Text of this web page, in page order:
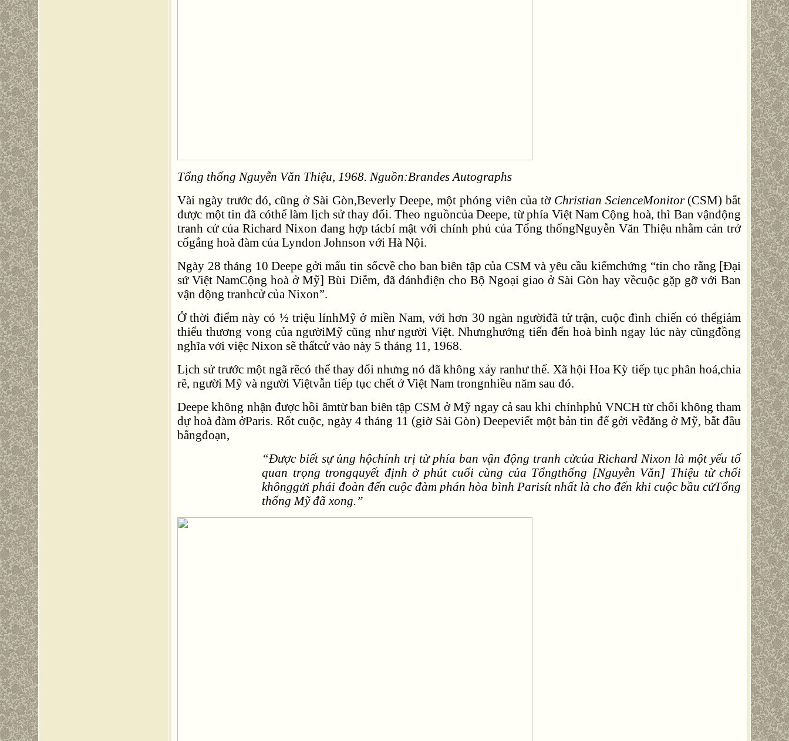
Tổng thống Nguyễn Văn Thiệu, 1968. Nguồn:Brandes Autographs
Vài ngày trước đó, cũng ở Sài Gòn,Beverly Deepe, một phóng viên của tờ Christian ScienceMonitor(CSM) bắt
được một tin đã cóthể làm lịch sử thay đổi. Theo nguồncủa Deepe, từ phía Việt Nam Cộng hoà, thì Ban vậnđộng
tranh cử của Richard Nixon đang hợp tácbí mật với chính phủ của Tổng thốngNguyễn Văn Thiệu nhằm cản trở
cốgắng hoà đàm của Lyndon Johnson với Hà Nội.
Ngày 28 tháng 10 Deepe gởi mẩu tin sốcvề cho ban biên tập của CSM và yêu cầu kiểmchứng “tin cho rằng [Đại
sứ Việt NamCộng hoà ở Mỹ] Bùi Diễm, đã đánhđiện cho Bộ Ngoại giao ở Sài Gòn hay vềcuộc gặp gỡ với Ban
vận động tranhcử của Nixon”.
Ở thời điểm này có ½ triệu línhMỹ ở miền Nam, với hơn 30 ngàn ngườiđã tử trận, cuộc đình chiến có thểgiảm
thiểu thương vong của ngườiMỹ cũng như người Việt. Nhưnghướng tiến đến hoà bình ngay lúc này cũngđồng
nghĩa với việc Nixon sẽ thấtcử vào này 5 tháng 11, 1968.
Lịch sử trước một ngã rẽcó thể thay đổi nhưng nó đã không xảy ranhư thế. Xã hội Hoa Kỳ tiếp tục phân hoá,chia
rẽ, người Mỹ và người Việtvẫn tiếp tục chết ở Việt Nam trongnhiều năm sau đó.
Deepe không nhận được hồi âmtừ ban biên tập CSM ở Mỹ ngay cả sau khi chínhphủ VNCH từ chối không tham
dự hoà đàm ởParis. Rốt cuộc, ngày 4 tháng 11 (giờ Sài Gòn) Deepeviết một bản tin để gởi vềđăng ở Mỹ, bắt đầu
bằngđoạn,
“Được biết sự ủng hộchính trị từ phía ban vận động tranh cửcủa Richard Nixon là một yếu tố
quan trọng trongquyết định ở phút cuối cùng của Tổngthống [Nguyễn Văn] Thiệu từ chối
khônggửi phái đoàn đến cuộc đàm phán hòa bình Parisít nhất là cho đến khi cuộc bầu cửTổng
thống Mỹ đã xong.”